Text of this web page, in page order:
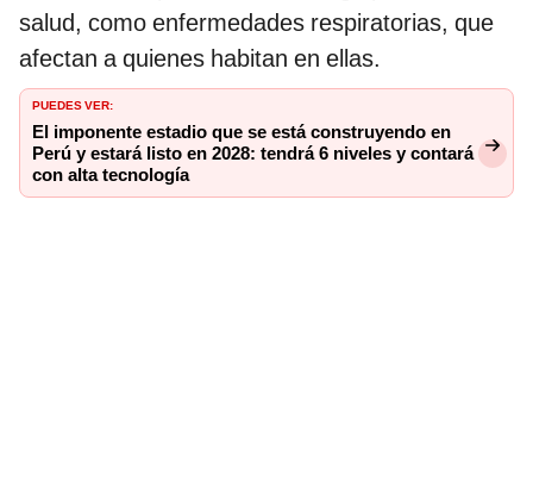
salud, como enfermedades respiratorias, que
afectan a quienes habitan en ellas.
PUEDES VER:
El imponente estadio que se está construyendo en
Perú y estará listo en 2028: tendrá 6 niveles y contará
con alta tecnología